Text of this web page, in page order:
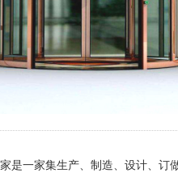
是一家集生产、制造、设计、订